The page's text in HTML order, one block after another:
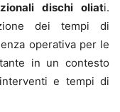
dischi oliati.
dei tempi di
operativa per le
in un contesto
e tempi di